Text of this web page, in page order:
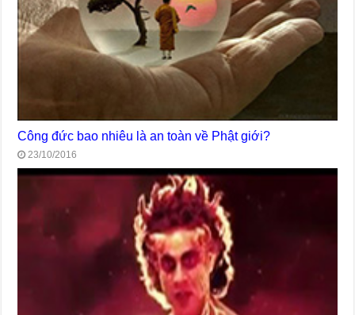
Công đức bao nhiêu là an toàn về Phật giới?
23/10/2016